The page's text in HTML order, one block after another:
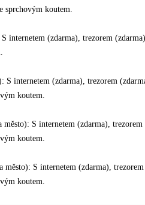
sprchovým koutem.
internetem (zdarma), trezorem
S internetem (zdarma), trezorem
koutem.
město): S internetem (zdarma),
koutem.
S internetem (zdarma),
koutem.